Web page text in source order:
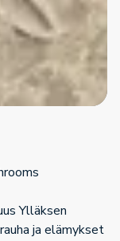
Ylläksen
ja elämykset